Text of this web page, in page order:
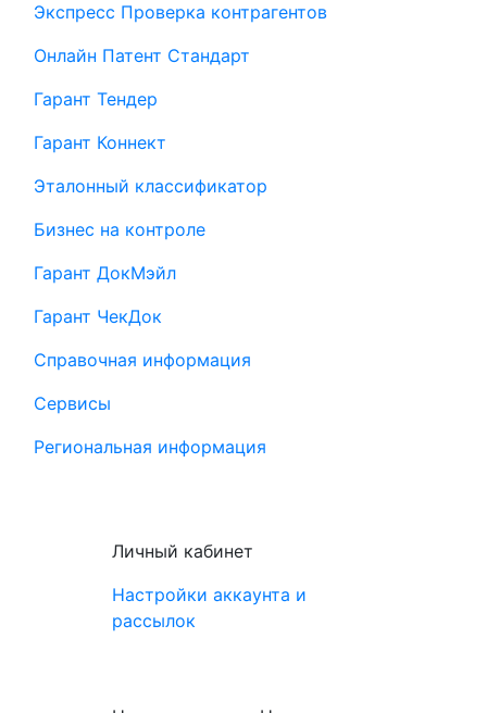
Экспресс Проверка контрагентов
Онлайн Патент Стандарт
Гарант Тендер
Гарант Коннект
Эталонный классификатор
Бизнес на контроле
Гарант ДокМэйл
Гарант ЧекДок
Справочная информация
Сервисы
Региональная информация
Личный кабинет
Настройки аккаунта и
рассылок